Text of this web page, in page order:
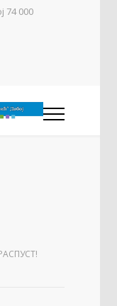
74 000